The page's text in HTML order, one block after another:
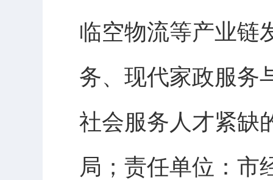
临空物流等产业链
务、现代家政服务
社会服务人才紧缺
局；责任单位：市